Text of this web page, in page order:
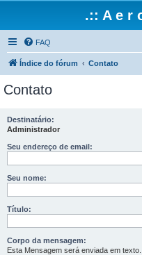
.:: A e r
FAQ
Índice do fórum Contato
Contato
Destinatário:
Administrador
Seu endereço de email:
Seu nome:
Título:
Corpo da mensagem:
Esta Mensagem será enviada em